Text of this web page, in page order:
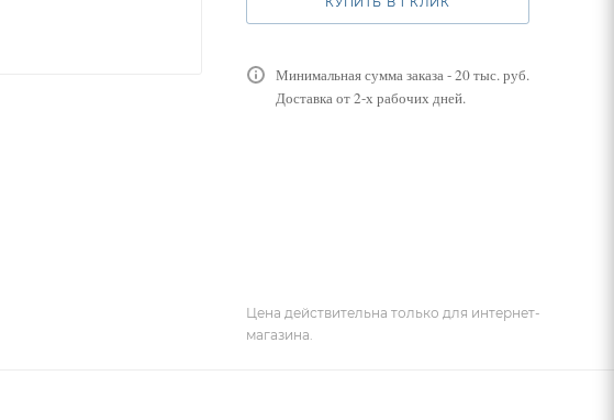
Минимальная сумма заказа - 20 тыс. руб.
Доставка от 2-х рабочих дней.
Цена действительна только для интернет-
магазина.